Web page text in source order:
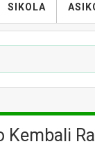
SIKOLA
Kembali